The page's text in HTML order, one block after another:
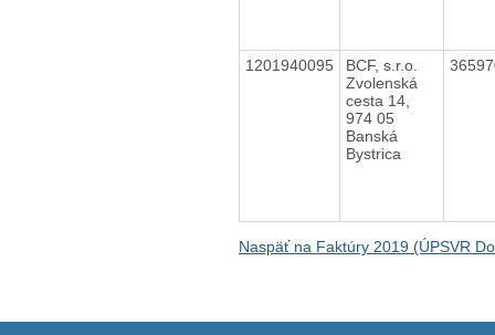
1201940095
BCF, s.r.o.
Zvolenská
cesta 14,
974 05
Banská
Bystrica
Naspäť na Faktúry 2019 (ÚPSVR